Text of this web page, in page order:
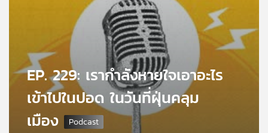
วิทยุEP. 229: เรากำลังหายใจเอาอะไร
เข้าไปในปอด ในวันที่ฝุ่นคลุม
เมือง